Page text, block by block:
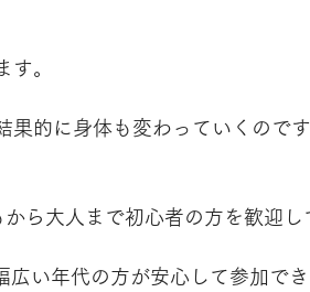
す。
的に身体も変わっていくのです
ら大人まで初心者の方を歓迎し
い年代の方が安心して参加で